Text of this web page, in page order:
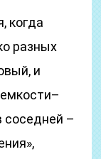
когда
разных
и
соседней –